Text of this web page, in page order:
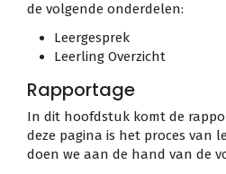
de volgende onderdelen:
Leergesprek
Leerling Overzicht
Rapportage
In dit hoofdstuk komt de
deze pagina is het proces van
doen we aan de hand van de